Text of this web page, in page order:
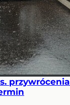
przywrócenia